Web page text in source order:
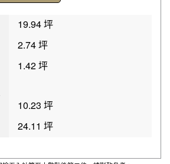
19.94 坪
2.74 坪
1.42 坪
10.23 坪
24.11 坪